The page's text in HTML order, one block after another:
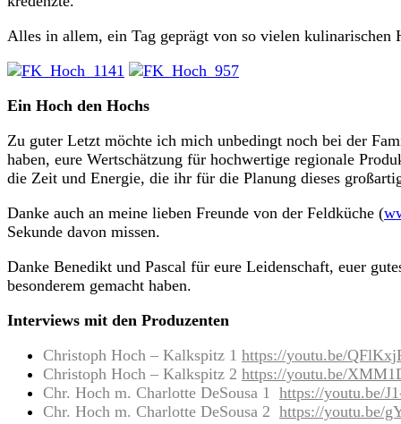
Alles in allem, ein Tag geprägt von so vielen kulinarischen
Ein Hoch den Hochs
Zu guter Letzt möchte ich mich unbedingt noch bei der
haben, eure Wertschätzung für hochwertige regionale
die Zeit und Energie, die ihr für die Planung dieses
Danke auch an meine lieben Freunde von der Feldküche (
Sekunde davon missen.
Danke Benedikt und Pascal für eure Leidenschaft, euer
besonderem gemacht haben.
Interviews mit den Produzenten
Christoph Hoch – Kalkspitz 1 https://youtu.be/
Christoph Hoch – Kalkspitz 2 https://youtu.be/
Chr. Hoch m. Charlotte DeSousa 1 https://youtu.be/
Chr. Hoch m. Charlotte DeSousa 2 https://youtu.be/